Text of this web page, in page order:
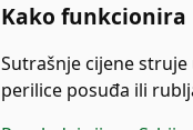
Kako funkcionira
Sutrašnje cijene
perilice posuđa ili